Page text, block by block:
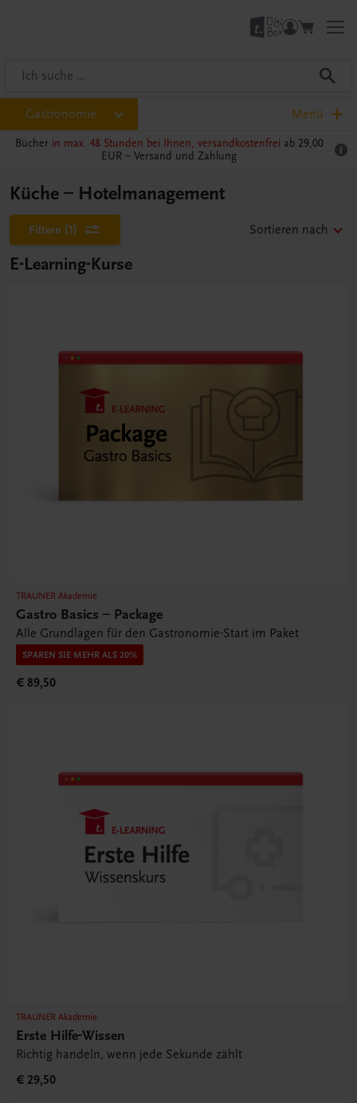
Gastronomie Menü
Bücher in max. 48 Stunden bei Ihnen, versandkostenfrei ab 29,00
EUR – Versand und Zahlung
Küche – Hotelmanagement
Filtern (1) Sortieren nach
E-Learning-Kurse
TRAUNER Akademie
Gastro Basics – Package
Alle Grundlagen für den Gastronomie-Start im Paket
SPAREN SIE MEHR ALS 20%
€ 89,50
TRAUNER Akademie
Erste Hilfe-Wissen
Richtig handeln, wenn jede Sekunde zählt
€ 29,50